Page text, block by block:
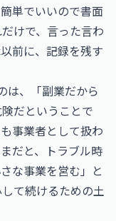
単でいいので書面
けで、言った言わ
前に、記録を残す
は、「副業だから
だということで
事業者として扱わ
だと、トラブル時
な事業を営む」と
て続けるための土